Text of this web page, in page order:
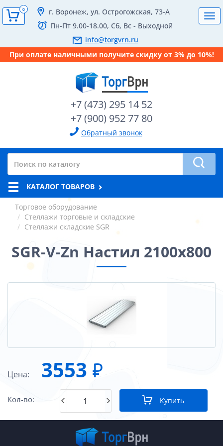
г. Воронеж, ул. Острогожская, 73-А
Пн-Пт 9.00-18.00, Сб, Вс - Выходной
info@torgvrn.ru
При оплате наличными получите скидку от 3% до 10%!
+7 (473) 295 14 52
+7 (900) 952 77 80
Обратный звонок
0
КАТАЛОГ ТОВАРОВ
Торговое оборудование
Стеллажи торговые и складские
Стеллажи складские SGR
SGR-V-Zn Настил 2100х800
Цена: 3553 ₽
Кол-во: Купить